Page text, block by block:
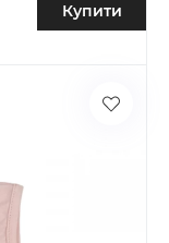
Купити